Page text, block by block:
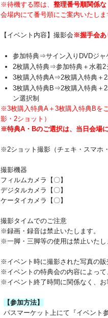
※待機する際は、 整理番号順関係な
会場内にて番号順にご案内いたしま
【イベント内容】撮影会 ※握手会あ
参加特典⇒サイン入りDVDジャ
2枚購入特典⇒参加特典＋水着2
3枚購入特典A⇒2枚購入特典＋
3枚購入特典B⇒2枚購入特典＋
ン選択制
※3枚購入特典A＋3枚購入特典Bを
影・2ショット）
※特典A・Bのご選択は、当日会場
※2ショット撮影（チェキ・スマホ
撮影機器
フィルムカメラ【〇】
デジタルカメラ【〇】
ケータイカメラ【〇】
撮影タイムでのご注意
※録画・録音は禁止いたします。
※一脚・三脚等の使用は禁止いたし
※イベント時に撮影された写真の販
※イベントの特典会の内容によって
※イベント終了時間に関係なく、お
【参加方法】
パスマーケット上にて『イベント